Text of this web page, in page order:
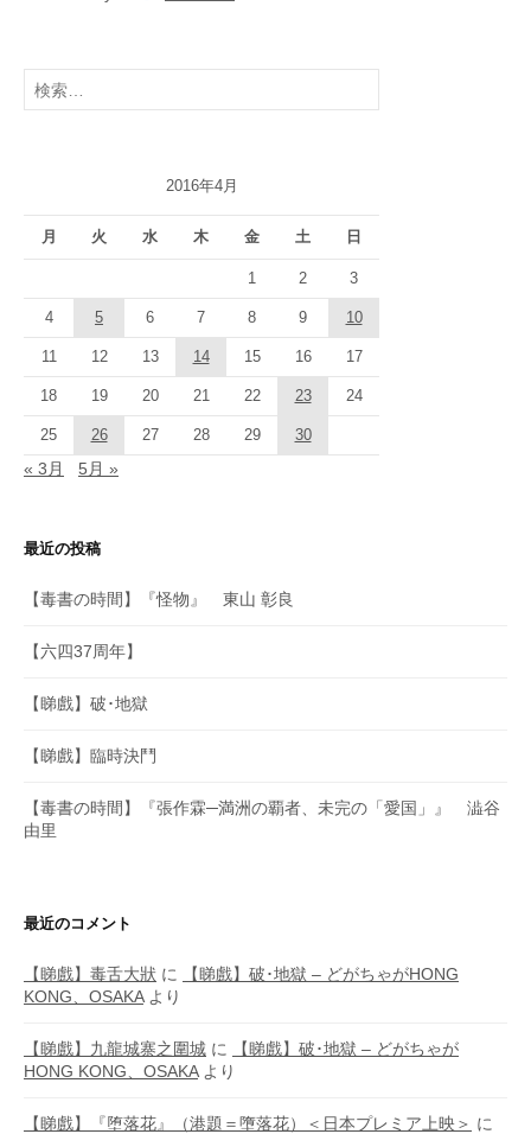
検
索:
2016年4月
月 火 水 木 金 土 日
1 2 3
4 5 6 7 8 9 10
11 12 13 14 15 16 17
18 19 20 21 22 23 24
25 26 27 28 29 30
« 3月 5月 »
最近の投稿
【毒書の時間】『怪物』 東山 彰良
【六四37周年】
【睇戲】破･地獄
【睇戲】臨時決鬥
【毒書の時間】『張作霖─満洲の覇者、未完の「愛国」』 澁谷
由里
最近のコメント
【睇戲】毒舌大狀 に
【睇戲】破･地獄 – どがちゃがHONG
KONG、OSAKAより
【睇戲】九龍城寨之圍城 に
【睇戲】破･地獄 – どがちゃが
HONG KONG、OSAKAより
【睇戲】『堕落花』（港題＝墮落花）＜日本プレミア上映＞ に